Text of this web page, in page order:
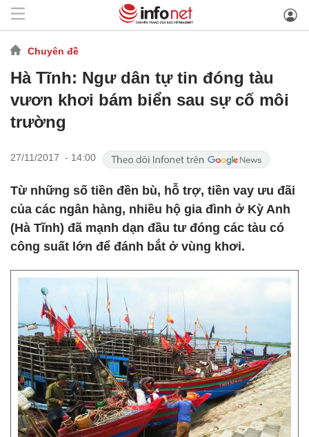
Chuyên đề
Hà Tĩnh: Ngư dân tự tin đóng tàu
vươn khơi bám biển sau sự cố môi
trường
27/11/2017 - 14:00
​Từ những số tiền đền bù, hỗ trợ, tiền vay ưu đãi
của các ngân hàng, nhiều hộ gia đình ở Kỳ Anh
(Hà Tĩnh) đã mạnh dạn đầu tư đóng các tàu có
công suất lớn để đánh bắt ở vùng khơi.